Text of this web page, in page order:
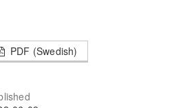
PDF (Swedish)